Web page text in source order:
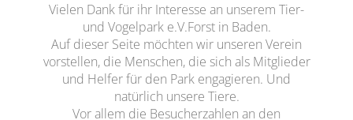
Vielen Dank für ihr Interesse an unserem Tier-
und Vogelpark e.V.Forst in Baden.
Auf dieser Seite möchten wir unseren Verein
vorstellen, die Menschen, die sich als Mitglieder
und Helfer für den Park engagieren. Und
natürlich unsere Tiere.
Vor allem die Besucherzahlen an den